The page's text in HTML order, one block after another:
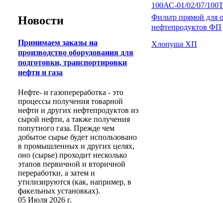
Новости
Принимаем заказы на
производство оборудования для
подготовки, транспортировки
нефти и газа
Нефте- и газопереработка - это
процессы получения товарной
нефти и других нефтепродуктов из
сырой нефти, а также получения
попутного газа. Прежде чем
добытое сырье будет использовано
в промышленных и других целях,
оно (сырье) проходит несколько
этапов первичной и вторичной
переработки, а затем и
утилизируются (как, например, в
факельных установках).
05 Июля 2026 г.
100АС-01/02/07/100Т
Фильтр прямой для
нефтепродуктов ФП
Хлопуша ХП